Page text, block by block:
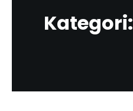
Kategori: